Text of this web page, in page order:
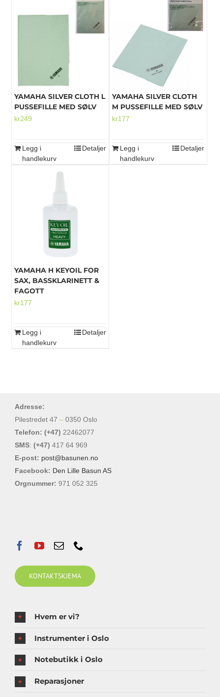
YAMAHA SILVER CLOTH L
PUSSEFILLE MED SØLV
kr249
Legg i
handlekurv
Detaljer
YAMAHA SILVER CLOTH
M PUSSEFILLE MED SØLV
kr177
Legg i
handlekurv
Detaljer
YAMAHA H KEYOIL FOR
SAX, BASSKLARINETT &
FAGOTT
kr177
Legg i
handlekurv
Detaljer
Adresse:
Pilestredet 47 – 0350 Oslo
Telefon: (+47) 22462077
SMS: (+47) 417 64 969
E-post: post@basunen.no
Facebook: Den Lille Basun AS
Orgnummer: 971 052 325
KONTAKTSKJEMA
Hvem er vi?
Instrumenter i Oslo
Notebutikk i Oslo
Reparasjoner